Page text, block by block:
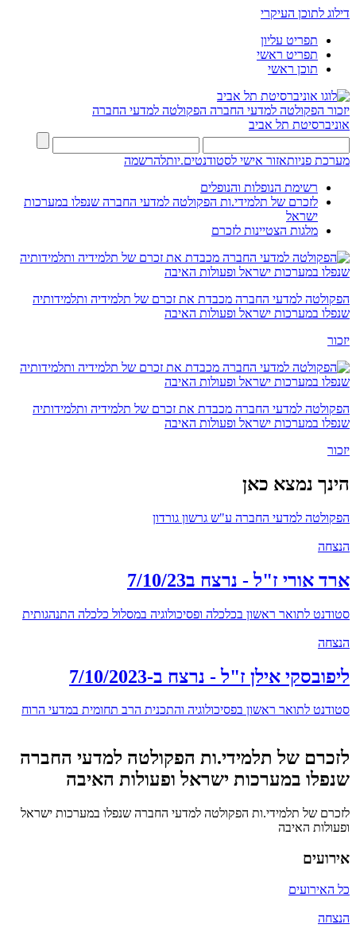
דילוג לתוכן העיקרי
תפריט עליון
תפריט ראשי
תוכן ראשי
יזכור הפקולטה למדעי החברה הפקולטה למדעי החברה
אוניברסיטת תל אביב
מערכת פניותאזור אישי לסטודנטים.יותלהרשמה
רשימת הנופלות והנופלים
לזכרם של תלמידי.ות הפקולטה למדעי החברה שנפלו במערכות
ישראל
מלגות הצטיינות לזכרם
הפקולטה למדעי החברה מכבדת את זכרם של תלמידיה ותלמידותיה
שנפלו במערכות ישראל ופעולות האיבה
יזכור
הפקולטה למדעי החברה מכבדת את זכרם של תלמידיה ותלמידותיה
שנפלו במערכות ישראל ופעולות האיבה
יזכור
הינך נמצא כאן
הפקולטה למדעי החברה ע"ש גרשון גורדון
הנצחה
ארד אורי ז"ל - נרצח ב7/10/23
סטודנט לתואר ראשון בכלכלה ופסיכולוגיה במסלול כלכלה התנהגותית
הנצחה
ליפובסקי אילן ז"ל - נרצח ב-7/10/2023
סטודנט לתואר ראשון בפסיכולוגיה והתכנית הרב תחומית במדעי הרוח
לזכרם של תלמידי.ות הפקולטה למדעי החברה
שנפלו במערכות ישראל ופעולות האיבה
לזכרם של תלמידי.ות הפקולטה למדעי החברה שנפלו במערכות ישראל
ופעולות האיבה
אירועים
כל האירועים
הנצחה